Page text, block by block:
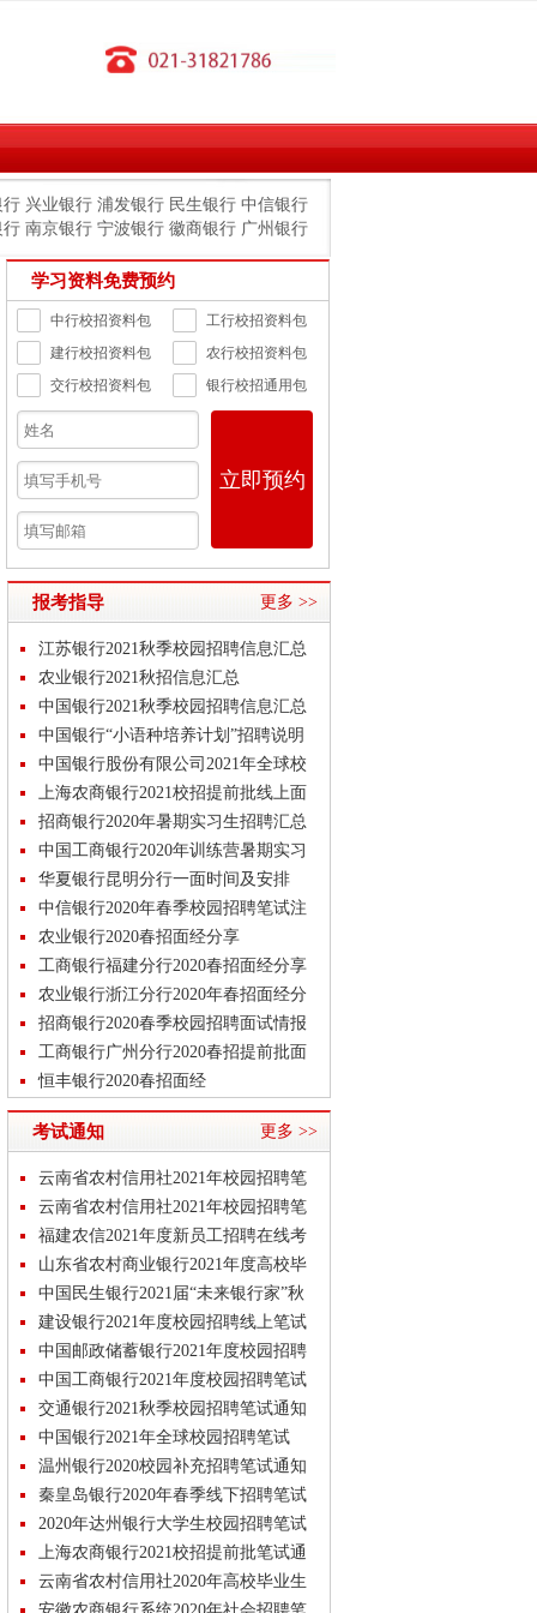
行 兴业银行 浦发银行 民生银行 中信银行
行 南京银行 宁波银行 徽商银行 广州银行
学习资料免费预约
中行校招资料包
工行校招资料包
建行校招资料包
农行校招资料包
交行校招资料包
银行校招通用包
报考指导 更多 >>
江苏银行2021秋季校园招聘信息汇总
农业银行2021秋招信息汇总
中国银行2021秋季校园招聘信息汇总
中国银行“小语种培养计划”招聘说明
中国银行股份有限公司2021年全球校
园招聘
上海农商银行2021校招提前批线上面
试指南
招商银行2020年暑期实习生招聘汇总
中国工商银行2020年训练营暑期实习
生招聘
华夏银行昆明分行一面时间及安排
中信银行2020年春季校园招聘笔试注
意事项
农业银行2020春招面经分享
工商银行福建分行2020春招面经分享
农业银行浙江分行2020年春招面经分
享 招商银行2020春季校园招聘面试情报
工商银行广州分行2020春招提前批面
经 恒丰银行2020春招面经
建设银行校招最新面经分享
建设银行往年校招面经分享
建设银行2020春招急救包
中国工商银行2020春季校园招聘考试
内容
考试通知 更多 >>
云南省农村信用社2021年校园招聘笔
试公告
云南省农村信用社2021年校园招聘笔
试安排
福建农信2021年度新员工招聘在线考
试
山东省农村商业银行2021年度高校毕
业生招
中国民生银行2021届“未来银行家”秋
季校建设银行2021年度校园招聘线上笔试
中国邮政储蓄银行2021年度校园招聘
笔试中国工商银行2021年度校园招聘笔试
通知交通银行2021秋季校园招聘笔试通知
中国银行2021年全球校园招聘笔试
温州银行2020校园补充招聘笔试通知
秦皇岛银行2020年春季线下招聘笔试
面试公
2020年达州银行大学生校园招聘笔试
通知上海农商银行2021校招提前批笔试通
知 云南省农村信用社2020年高校毕业生